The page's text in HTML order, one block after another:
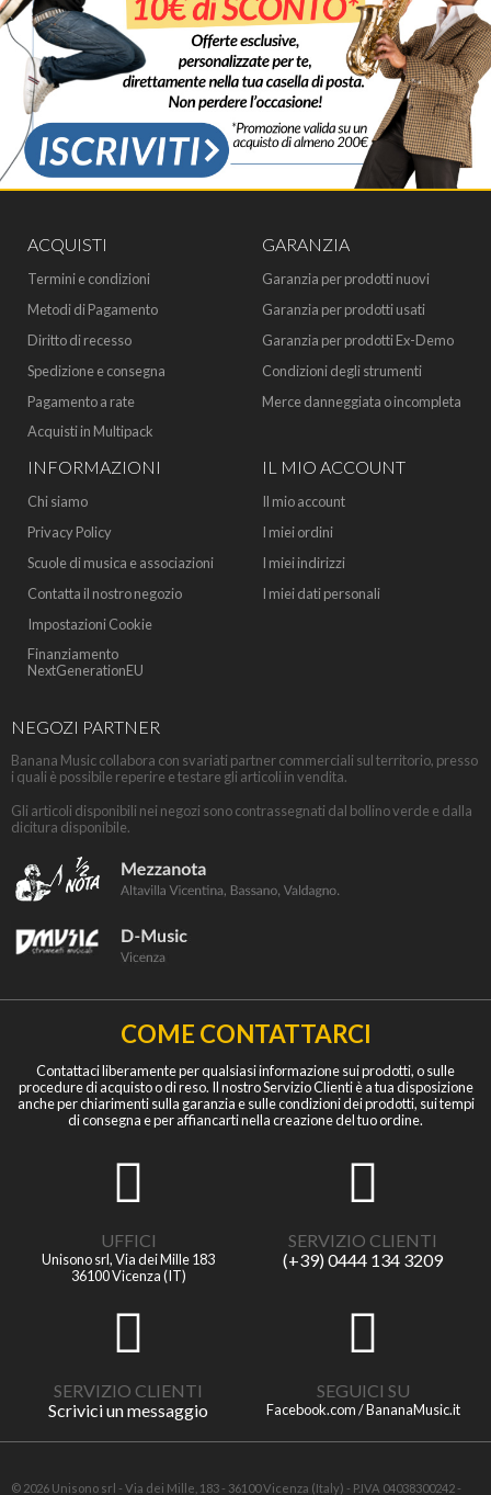
ACQUISTI
Termini e condizioni
Metodi di Pagamento
Diritto di recesso
Spedizione e consegna
Pagamento a rate
Acquisti in Multipack
GARANZIA
Garanzia per prodotti nuovi
Garanzia per prodotti usati
Garanzia per prodotti Ex-Demo
Condizioni degli strumenti
Merce danneggiata o incompleta
INFORMAZIONI
Chi siamo
Privacy Policy
Scuole di musica e associazioni
Contatta il nostro negozio
Impostazioni Cookie
Finanziamento
NextGenerationEU
IL MIO ACCOUNT
Il mio account
I miei ordini
I miei indirizzi
I miei dati personali
NEGOZI PARTNER
Banana Music collabora con svariati partner commerciali sul territorio, presso
i quali è possibile reperire e testare gli articoli in vendita.
Gli articoli disponibili nei negozi sono contrassegnati dal bollino verde e dalla
dicitura disponibile.
COME CONTATTARCI
Contattaci liberamente per qualsiasi informazione sui prodotti, o sulle
procedure di acquisto o di reso. Il nostro Servizio Clienti è a tua disposizione
anche per chiarimenti sulla garanzia e sulle condizioni dei prodotti, sui tempi
di consegna e per affiancarti nella creazione del tuo ordine.
UFFICI
Unisono srl, Via dei Mille 183
36100 Vicenza (IT)
SERVIZIO CLIENTI
(+39) 0444 134 3209
SERVIZIO CLIENTI
Scrivici un messaggio
SEGUICI SU
Facebook.com / BananaMusic.it
© 2026 Unisono srl - Via dei Mille, 183 - 36100 Vicenza (Italy) - P.IVA 04038300242 -